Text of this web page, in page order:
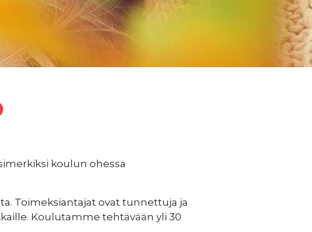
koulun ohessa
Toimeksiantajat ovat tunnettuja ja
Koulutamme tehtävään yli 30